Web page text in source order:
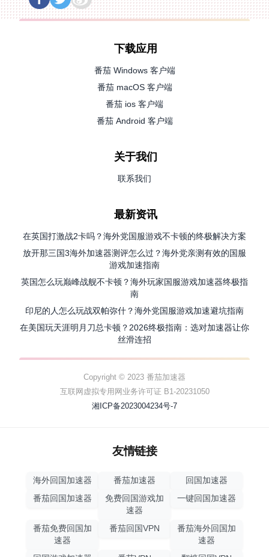
下载应用
番茄 Windows 客户端
番茄 macOS 客户端
番茄 ios 客户端
番茄 Android 客户端
关于我们
联系我们
最新资讯
在英国打激战2卡吗？海外党国服游戏不卡顿的终极解决方案
放开那三国3海外加速器测评怎么过？海外党亲测有效的国服
游戏加速指南
英国怎么玩巅峰战舰不卡顿？海外玩家国服游戏加速器终极指
南
印尼的人怎么玩战双帕弥什？海外党国服游戏加速避坑指南
在美国玩天涯明月刀总卡顿？2026终极指南：选对加速器让你
丝滑连招
Copyright © 2023 番茄加速器
互联网虚拟专用网业务许可证 B1-20231050
湘ICP备2023004234号-7
友情链接
海外回国加速器 番茄加速器
回国加速器
番茄回国加速器
免费回国游戏加
速器
一键回国加速器
番茄免费回国加
速器
番茄回国VPN
番茄海外回国加
速器